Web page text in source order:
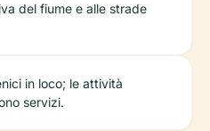
del fiume e alle strade
in loco; le attività
servizi.